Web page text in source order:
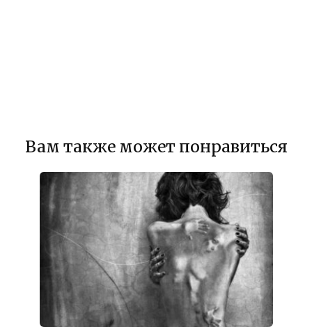
Вам также может понравиться